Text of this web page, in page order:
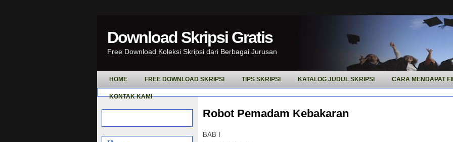
Download Skripsi Gratis
Free Download Koleksi Skripsi dari Berbagai Jurusan
HOME FREE DOWNLOAD SKRIPSI TIPS SKRIPSI KATALOG JUDUL SKRIPSI CARA MENDAPAT
KONTAK KAMI
Robot Pemadam Kebakaran
BAB I